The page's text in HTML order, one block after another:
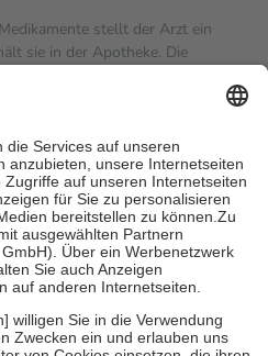
stellt der Arzt ein
sie in der Apotheke. Die
einen Teil davon als Zuzahlung
in Höhe von zehn
jedochfünf Euround
nie mehr als die
zu entrichten.
auch für Online-Apotheken.
beträgt die
sowie zehn Euro je
für ihre eigene Gesundheit